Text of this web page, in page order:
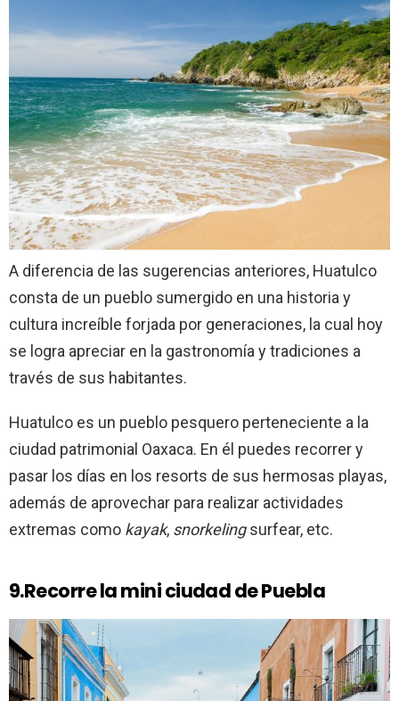
A diferencia de las sugerencias anteriores, Huatulco
consta de un pueblo sumergido en una historia y
cultura increíble forjada por generaciones, la cual hoy
se logra apreciar en la gastronomía y tradiciones a
través de sus habitantes.
Huatulco es un pueblo pesquero perteneciente a la
ciudad patrimonial Oaxaca. En él puedes recorrer y
pasar los días en los resorts de sus hermosas playas,
además de aprovechar para realizar actividades
extremas como kayak, snorkelingsurfear, etc.
9.Recorre la mini ciudad de Puebla